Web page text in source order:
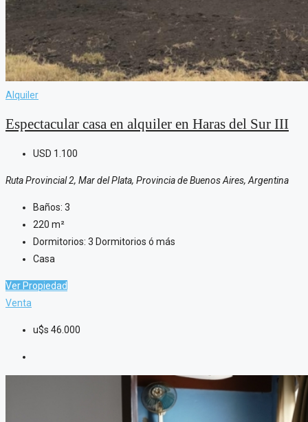
Alquiler
Espectacular casa en alquiler en Haras del Sur III
USD 1.100
Ruta Provincial 2, Mar del Plata, Provincia de Buenos Aires, Argentina
Baños: 3
220 m²
Dormitorios: 3 Dormitorios ó más
Casa
Ver Propiedad
Venta
u$s 46.000